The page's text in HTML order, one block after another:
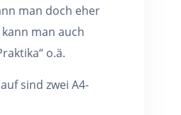
man doch eher
man auch
o.ä.
sind zwei A4-